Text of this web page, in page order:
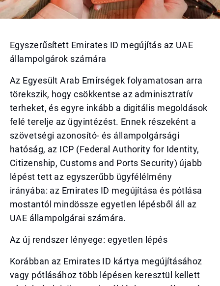
Egyszerűsített Emirates ID megújítás az UAE
állampolgárok számára
Az Egyesült Arab Emírségek folyamatosan arra
törekszik, hogy csökkentse az adminisztratív
terheket, és egyre inkább a digitális megoldások
felé terelje az ügyintézést. Ennek részeként a
szövetségi azonosító- és állampolgársági
hatóság, az ICP (Federal Authority for Identity,
Citizenship, Customs and Ports Security) újabb
lépést tett az egyszerűbb ügyfélélmény
irányába: az Emirates ID megújítása és pótlása
mostantól mindössze egyetlen lépésből áll az
UAE állampolgárai számára.
Az új rendszer lényege: egyetlen lépés
Korábban az Emirates ID kártya megújításához
vagy pótlásához több lépésen keresztül kellett